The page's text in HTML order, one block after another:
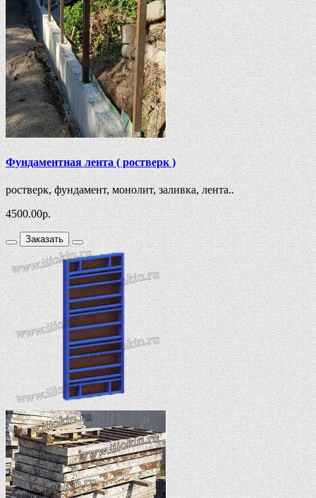
Фундаментная лента ( ростверк )
ростверк, фундамент, монолит, заливка, лента..
4500.00р.
Заказать